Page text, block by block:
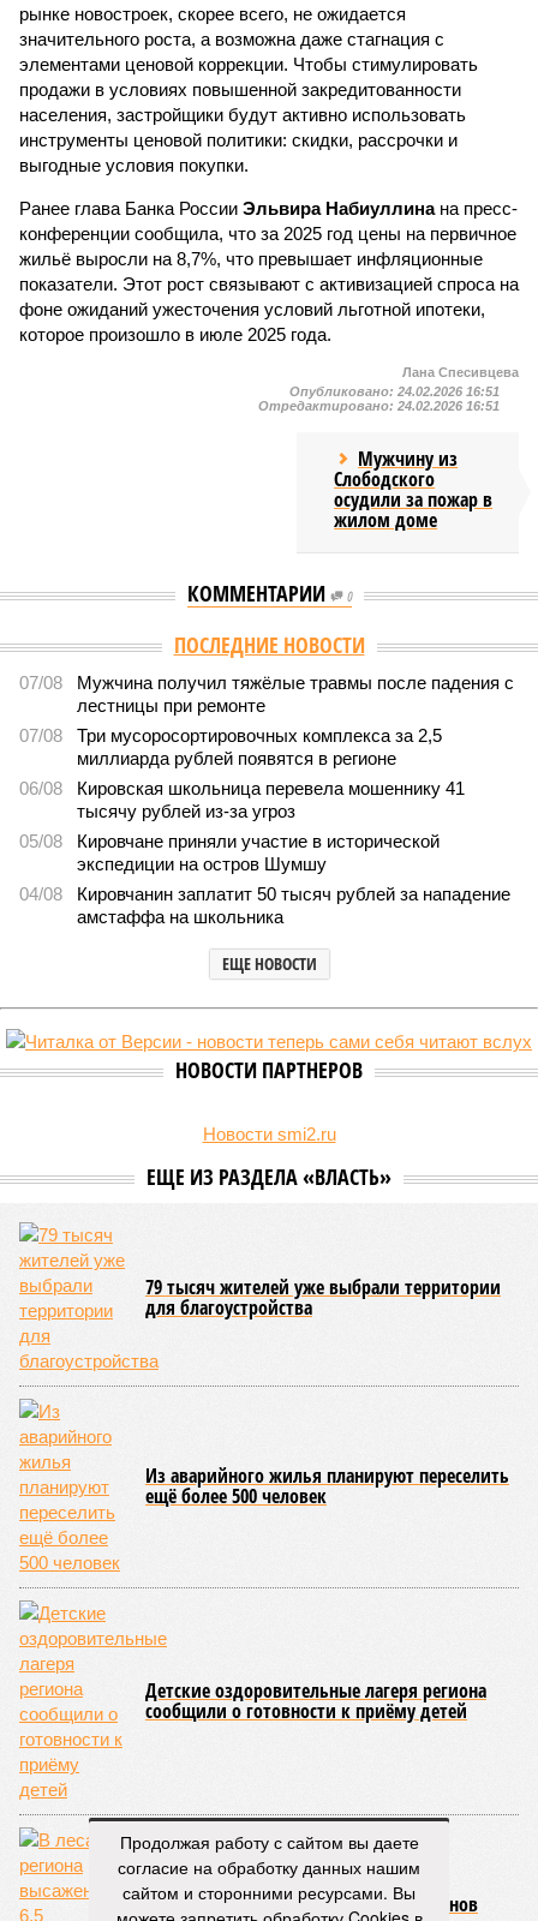
рынке новостроек, скорее всего, не ожидается
значительного роста, а возможна даже стагнация с
элементами ценовой коррекции. Чтобы стимулировать
продажи в условиях повышенной закредитованности
населения, застройщики будут активно использовать
инструменты ценовой политики: скидки, рассрочки и
выгодные условия покупки.
Ранее глава Банка России Эльвира Набиуллинана пресс-
конференции сообщила, что за 2025 год цены на первичное
жильё выросли на 8,7%, что превышает инфляционные
показатели. Этот рост связывают с активизацией спроса на
фоне ожиданий ужесточения условий льготной ипотеки,
которое произошло в июле 2025 года.
Лана Спесивцева
Опубликовано: 24.02.2026 16:51
Отредактировано: 24.02.2026 16:51
Мужчину из
Слободского
осудили за пожар в
жилом доме
КОММЕНТАРИИ 0
ПОСЛЕДНИЕ НОВОСТИ
07/08
Мужчина получил тяжёлые травмы после падения с
лестницы при ремонте
07/08
Три мусоросортировочных комплекса за 2,5
миллиарда рублей появятся в регионе
06/08
Кировская школьница перевела мошеннику 41
тысячу рублей из-за угроз
05/08
Кировчане приняли участие в исторической
экспедиции на остров Шумшу
04/08
Кировчанин заплатит 50 тысяч рублей за нападение
амстаффа на школьника
ЕЩЕ НОВОСТИ
НОВОСТИ ПАРТНЕРОВ
Новости smi2.ru
ЕЩЕ ИЗ РАЗДЕЛА «ВЛАСТЬ»
79 тысяч жителей уже выбрали территории
для благоустройства
Из аварийного жилья планируют переселить
ещё более 500 человек
Детские оздоровительные лагеря региона
сообщили о готовности к приёму детей
В лесах региона высажено 6,5 миллионов
Продолжая работу с сайтом вы даете
согласие на обработку данных нашим
сайтом и сторонними ресурсами. Вы